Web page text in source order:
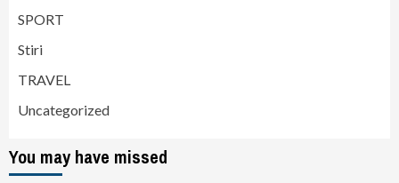
SPORT
Stiri
TRAVEL
Uncategorized
You may have missed